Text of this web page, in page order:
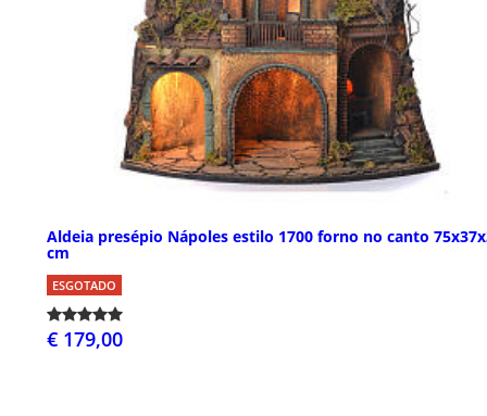
Aldeia presépio Nápoles estilo 1700 forno no canto
cm
ESGOTADO
€ 179,00